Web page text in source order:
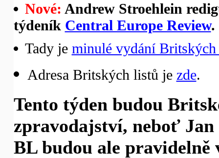
Nové: Andrew Stroehlein
týdeník Central Europe Review.
Tady je minulé vydání
Adresa Britských listů je zde.
Tento týden budou
zpravodajství, neboť
BL budou ale pravidelně